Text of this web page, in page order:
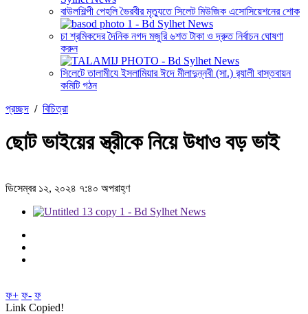
বাউলশিল্পী পেহলি ভৈরবীর মৃত্যুতে সিলেট মিউজিক এসোসিয়েশনের শোক
চা শ্রমিকদের দৈনিক নগদ মজুরি ৬শত টাকা ও দ্রুত নির্বাচন ঘোষণা
করুন
সিলেটে তালামীযে ইসলামিয়ার ঈদে মীলাদুন্নবী (সা.) র‌্যালী বাস্তবায়ন
কমিটি গঠন
প্রচ্ছদ / বিচিত্রা
ছোট ভাইয়ের স্ত্রীকে নিয়ে উধাও বড় ভাই
ডিসেম্বর ১২, ২০২৪ ৭:৪০ অপরাহ্ণ
ফ+ ফ- ফ
Link Copied!